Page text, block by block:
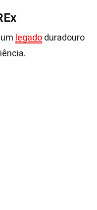
legado duradouro